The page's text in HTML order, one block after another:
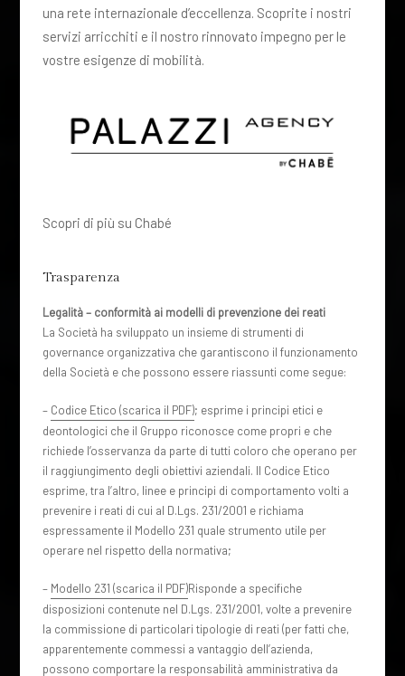
una rete internazionale d’eccellenza. Scoprite i nostri
servizi arricchiti e il nostro rinnovato impegno per le
vostre esigenze di mobilità.
Scopri di più su Chabé
Trasparenza
Legalità – conformità ai modelli di prevenzione dei reati
La Società ha sviluppato un insieme di strumenti di
governance organizzativa che garantiscono il funzionamento
della Società e che possono essere riassunti come segue:
– Codice Etico (scarica il PDF); esprime i principi etici e
deontologici che il Gruppo riconosce come propri e che
richiede l’osservanza da parte di tutti coloro che operano per
il raggiungimento degli obiettivi aziendali. Il Codice Etico
esprime, tra l’altro, linee e principi di comportamento volti a
prevenire i reati di cui al D.Lgs. 231/2001 e richiama
espressamente il Modello 231 quale strumento utile per
operare nel rispetto della normativa;
– Modello 231 (scarica il PDF)Risponde a specifiche
disposizioni contenute nel D.Lgs. 231/2001, volte a prevenire
la commissione di particolari tipologie di reati (per fatti che,
apparentemente commessi a vantaggio dell’azienda,
possono comportare la responsabilità amministrativa da